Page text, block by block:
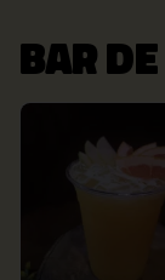
BAR